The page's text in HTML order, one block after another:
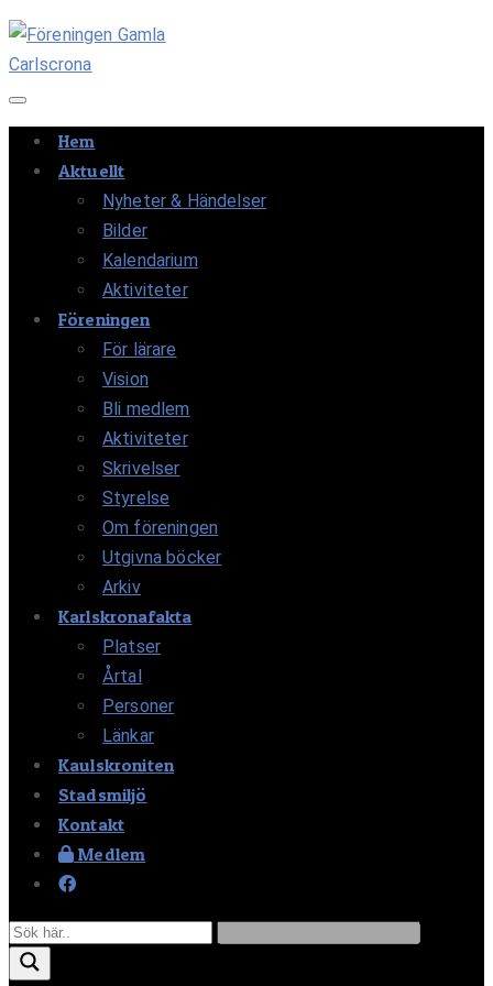
Navigation av/på
Hem
Aktuellt
Nyheter & Händelser
Bilder
Kalendarium
Aktiviteter
Föreningen
För lärare
Vision
Bli medlem
Aktiviteter
Skrivelser
Styrelse
Om föreningen
Utgivna böcker
Arkiv
Karlskronafakta
Platser
Årtal
Personer
Länkar
Kaulskroniten
Stadsmiljö
Kontakt
Medlem